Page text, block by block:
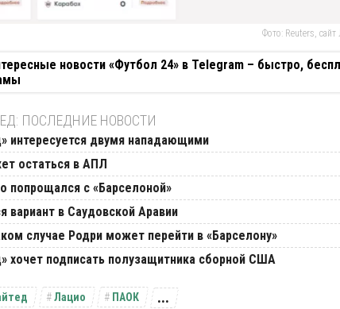
Фото: Reuters,
новости «Футбол 24» в Telegram – быстро,
ПОСЛЕДНИЕ НОВОСТИ
интересуется двумя нападающими
остаться в АПЛ
попрощался с «Барселоной»
вариант в Саудовской Аравии
случае Родри может перейти в «Барселону»
хочет подписать полузащитника сборной США
Лацио ПАОК ...